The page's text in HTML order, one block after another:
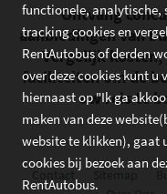
functionele, analytische,
tracking cookies en
RentAutobus of derden
over deze cookies kunt u
hiernaast op "Ik ga
maken van deze
website te klikken), gaat
cookies bij bezoek aan
RentAutobus.
Ontvang
aanbiedingen van
Vergelijk kosten,
faciliteiten om de
uw reis te